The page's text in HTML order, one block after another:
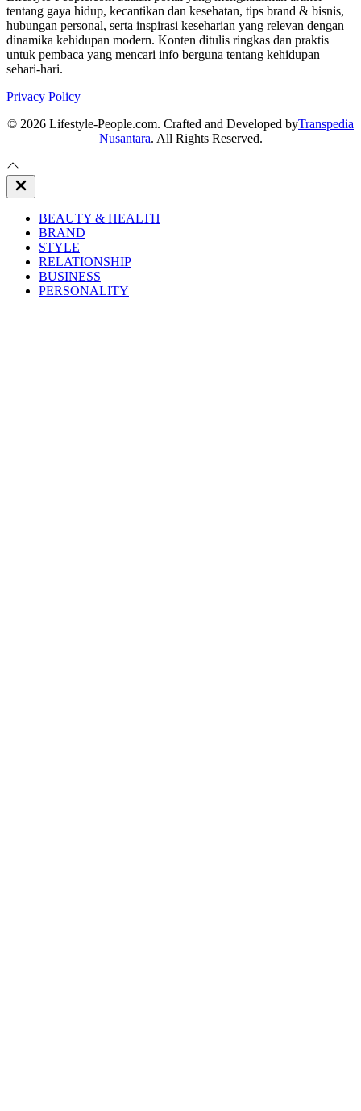
tentang gaya hidup, kecantikan dan kesehatan, tips brand & bisnis,
hubungan personal, serta inspirasi keseharian yang relevan dengan
dinamika kehidupan modern. Konten ditulis ringkas dan praktis
untuk pembaca yang mencari info berguna tentang kehidupan
sehari-hari.
Privacy Policy
© 2026 Lifestyle-People.com. Crafted and Developed byTranspedia
Nusantara. All Rights Reserved.
Close
Off
BEAUTY & HEALTH
BRAND
STYLE
RELATIONSHIP
BUSINESS
PERSONALITY